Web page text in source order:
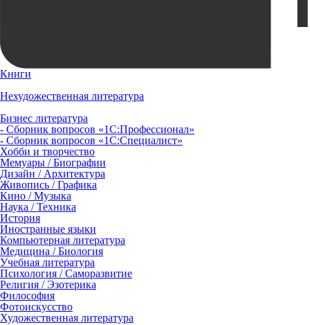
Книги
Нехудожественная литература
Бизнес литература
- Сборник вопросов «1С:Профессионал»
- Сборник вопросов «1С:Специалист»
Хобби и творчество
Мемуары / Биографии
Дизайн / Архитектура
Живопись / Графика
Кино / Музыка
Наука / Техника
История
Иностранные языки
Компьютерная литература
Медицина / Биология
Учебная литература
Психология / Саморазвитие
Религия / Эзотерика
Философия
Фотоискусство
Художественная литература